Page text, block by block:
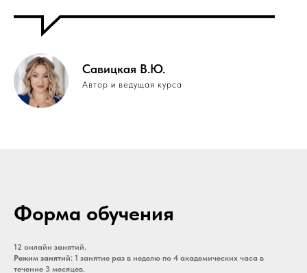
Савицкая В.Ю.
Автор и ведущая курса
Форма обучения
12 онлайн занятий.
Режим занятий: 1 занятие раз в неделю по 4 академических часа в
течение 3 месяцев.